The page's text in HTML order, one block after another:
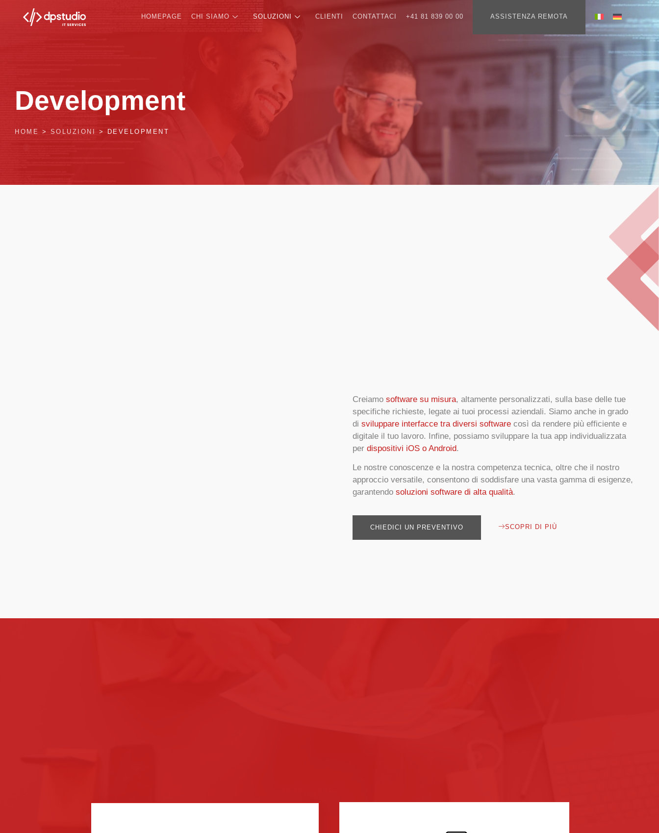
HOMEPAGE CHI SIAMO SOLUZIONI CLIENTI CONTATTACI +41 81 839 00 00 ASSISTENZA REMOTA
Development
HOME > SOLUZIONI > DEVELOPMENT
Creiamo software su misura, altamente personalizzati, sulla base delle tue
specifiche richieste, legate ai tuoi processi aziendali. Siamo anche in grado
di sviluppare interfacce tra diversi softwarecosì da rendere più efficiente e
digitale il tuo lavoro. Infine, possiamo sviluppare la tua app individualizzata
per dispositivi iOS o Android.
Le nostre conoscenze e la nostra competenza tecnica, oltre che il nostro
approccio versatile, consentono di soddisfare una vasta gamma di esigenze,
garantendo soluzioni software di alta qualità.
CHIEDICI UN PREVENTIVO SCOPRI DI PIÙ